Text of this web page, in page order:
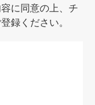
に同意の上、チ
録ください。